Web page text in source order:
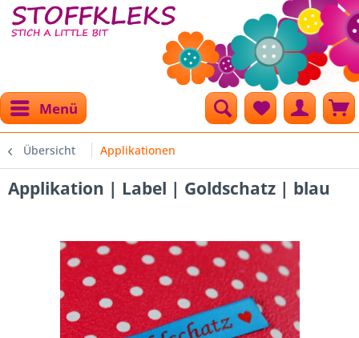
Menü
Übersicht Applikationen
Applikation | Label | Goldschatz | blau